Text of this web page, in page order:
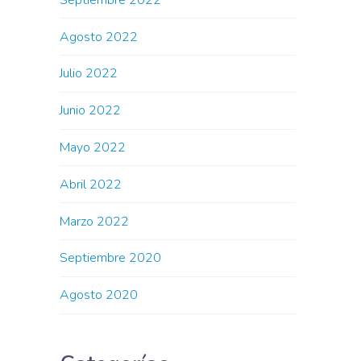
Agosto 2022
Julio 2022
Junio 2022
Mayo 2022
Abril 2022
Marzo 2022
Septiembre 2020
Agosto 2020